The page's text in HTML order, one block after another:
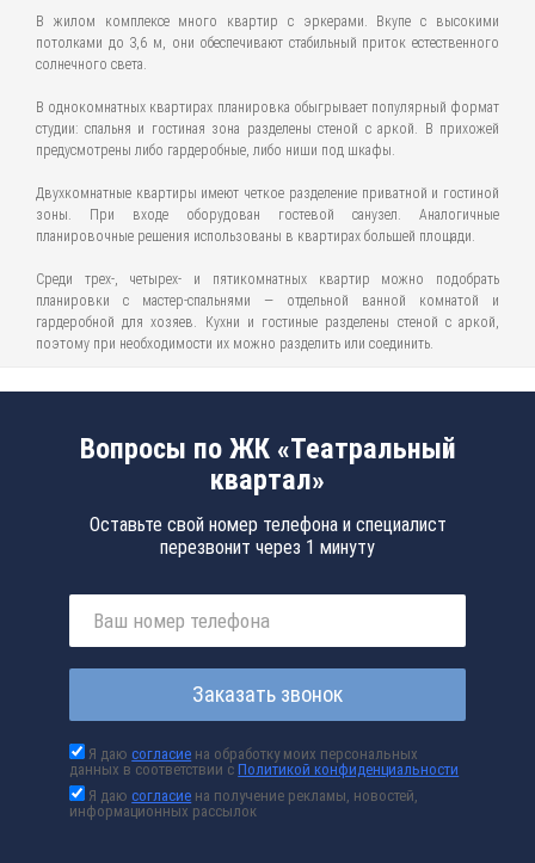
В жилом комплексе много квартир с эркерами. Вкупе с высокими
потолками до 3,6 м, они обеспечивают стабильный приток естественного
солнечного света.
В однокомнатных квартирах планировка обыгрывает популярный формат
студии: спальня и гостиная зона разделены стеной с аркой. В прихожей
предусмотрены либо гардеробные, либо ниши под шкафы.
Двухкомнатные квартиры имеют четкое разделение приватной и гостиной
зоны. При входе оборудован гостевой санузел. Аналогичные
планировочные решения использованы в квартирах большей площади.
Среди трех-, четырех- и пятикомнатных квартир можно подобрать
планировки с мастер-спальнями — отдельной ванной комнатой и
гардеробной для хозяев. Кухни и гостиные разделены стеной с аркой,
поэтому при необходимости их можно разделить или соединить.
Вопросы по ЖК «Театральный
квартал»
Оставьте свой номер телефона и специалист
перезвонит через 1 минуту
Заказать звонок
Я даюсогласие на обработку моих персональных
данных в соответствии сПолитикой конфиденциальности
Я даюсогласие на получение рекламы, новостей,
информационных рассылок